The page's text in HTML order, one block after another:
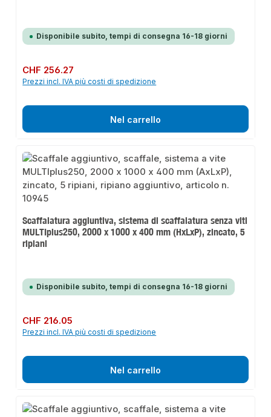
Disponibile subito, tempi di consegna 16-18 giorni
Prezzo normale:
CHF 256.27
Prezzi incl. IVA più costi di spedizione
Nel carrello
Scaffalatura aggiuntiva, sistema di scaffalatura senza viti
MULTIplus250, 2000 x 1000 x 400 mm (HxLxP), zincato, 5
ripiani
Disponibile subito, tempi di consegna 16-18 giorni
Prezzo normale:
CHF 216.05
Prezzi incl. IVA più costi di spedizione
Nel carrello